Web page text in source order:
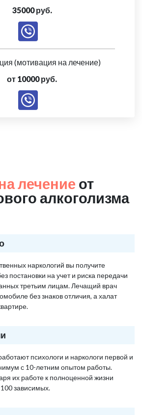
35000 руб.
(мотивация на лечение)
от 10000 руб.
лечение от
алкоголизма
наркологий вы получите
постановки на учет и риска передачи
третьим лицам. Лечащий врач
без знаков отличия, а халат
психологи и наркологи первой и
с 10-летним опытом работы.
их работе к полноценной жизни
зависимых.